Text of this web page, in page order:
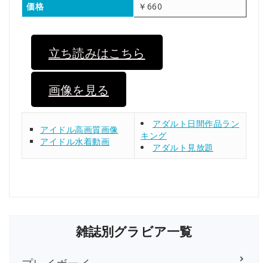
価格
￥660
立ち読みはこちら
画像を見る
アイドル高画質画像
アイドル水着動画
アダルト日間作品ラン
キング
アダルト見放題
雑誌別グラビア一覧